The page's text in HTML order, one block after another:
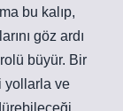
bu kalıp,
göz ardı
büyür. Bir
yollarla ve